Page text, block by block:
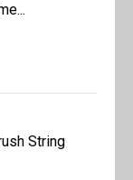
String